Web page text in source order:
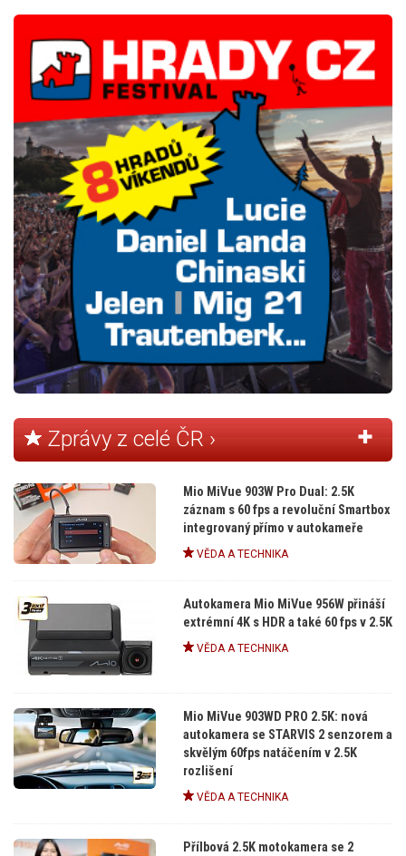
Zprávy z celé ČR ›
Mio MiVue 903W Pro Dual: 2.5K
záznam s 60 fps a revoluční Smartbox
integrovaný přímo v autokameře
VĚDA A TECHNIKA
Autokamera Mio MiVue 956W přináší
extrémní 4K s HDR a také 60 fps v 2.5K
VĚDA A TECHNIKA
Mio MiVue 903WD PRO 2.5K: nová
autokamera se STARVIS 2 senzorem a
skvělým 60fps natáčením v 2.5K
rozlišení
VĚDA A TECHNIKA
Přílbová 2.5K motokamera se 2